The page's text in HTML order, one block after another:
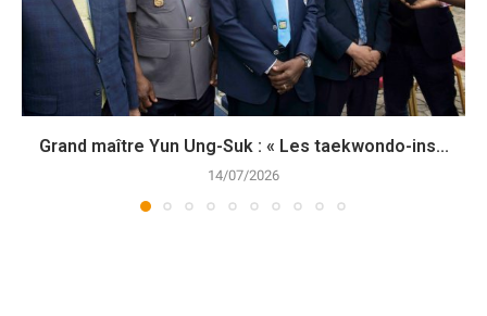
Grand maître Yun Ung-Suk : « Les taekwondo-ins...
14/07/2026